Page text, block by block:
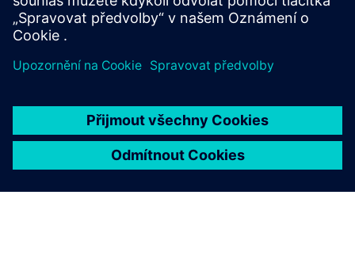
Další informace